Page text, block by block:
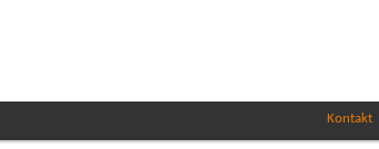
Kontakt